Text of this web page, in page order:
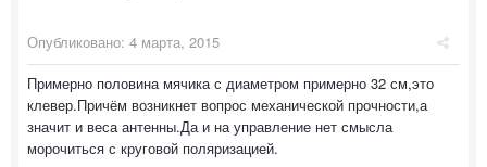
Опубликовано: 4 марта, 2015
Примерно половина мячика с диаметром примерно 32 см,это
клевер.Причём возникнет вопрос механической прочности,а
значит и веса антенны.Да и на управление нет смысла
морочиться с круговой поляризацией.